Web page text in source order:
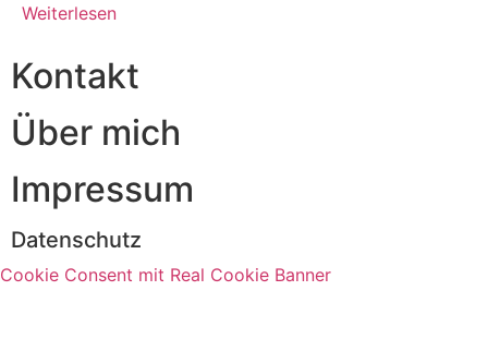
Weiterlesen
Kontakt
Über mich
Impressum
Datenschutz
Cookie Consent mit Real Cookie Banner